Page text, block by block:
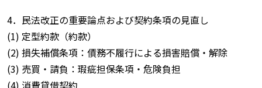
4．民法改正の重要論点および契約条項の見直し
(1) 定型約款（約款）
(2) 損失補償条項：債務不履行による損害賠償・解除
(3) 売買・請負：瑕疵担保条項・危険負担
(4) 消費貸借契約